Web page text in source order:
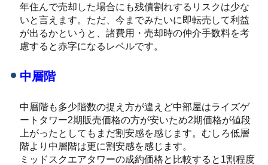
年住んで売却した場合にも残債割れするリスクは少な
いと言えます。ただ、今までみたいに即転売して利益
が出るかというと、諸費用・売却時の仲介手数料を考
慮すると赤字になるレベルです。
中層階
中層階も多少階数の捉え方が違えど中部屋はライズゲ
ートタワー2期販売価格の方が安いため2期価格が値段
上がったとしてもまだ割安感を感じます。むしろ低層
階より中層階は更に割安感を感じます。
ミッドスクエアタワーの成約価格と比較すると1割程度